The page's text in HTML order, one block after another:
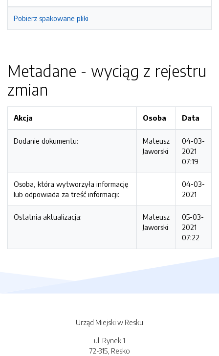
Pobierz spakowane pliki
Metadane - wyciąg z rejestru
zmian
Akcja Osoba Data
Dodanie dokumentu:
Mateusz
Jaworski
04-03-
2021
07:19
Osoba, która wytworzyła informację
lub odpowiada za treść informacji:
04-03-
2021
Ostatnia aktualizacja:
Mateusz
Jaworski
05-03-
2021
07:22
Urząd Miejski w Resku
ul. Rynek 1
72-315, Resko